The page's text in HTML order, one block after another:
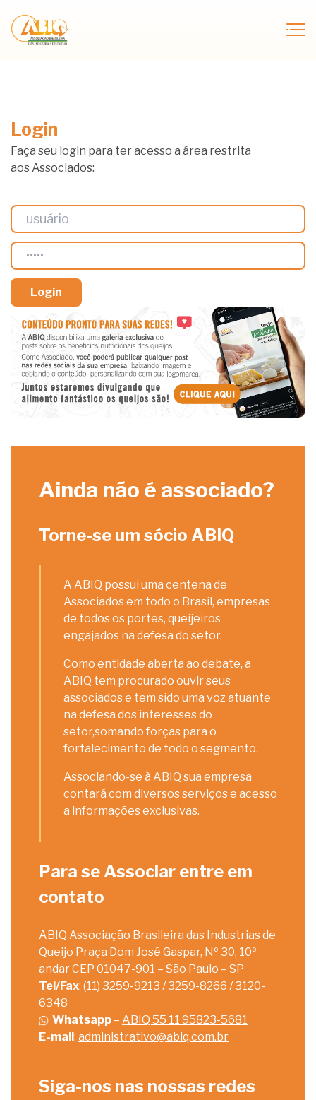
Login
Faça seu login para ter acesso a área restrita
aos Associados:
Ainda não é associado?
Torne-se um sócio ABIQ
A ABIQ possui uma centena de
Associados em todo o Brasil, empresas
de todos os portes, queijeiros
engajados na defesa do setor.
Como entidade aberta ao debate, a
ABIQ tem procurado ouvir seus
associados e tem sido uma voz atuante
na defesa dos interesses do
setor,somando forças para o
fortalecimento de todo o segmento.
Associando-se à ABIQ sua empresa
contará com diversos serviços e acesso
a informações exclusivas.
Para se Associar entre em
contato
ABIQ Associação Brasileira das Industrias de
Queijo Praça Dom José Gaspar, Nº 30, 10º
andar CEP 01047-901 – São Paulo – SP
Tel/Fax: (11) 3259-9213 / 3259-8266 / 3120-
6348
Whatsapp – ABIQ 55 11 95823-5681
E-mail: administrativo@abiq.com.br
Siga-nos nas nossas redes